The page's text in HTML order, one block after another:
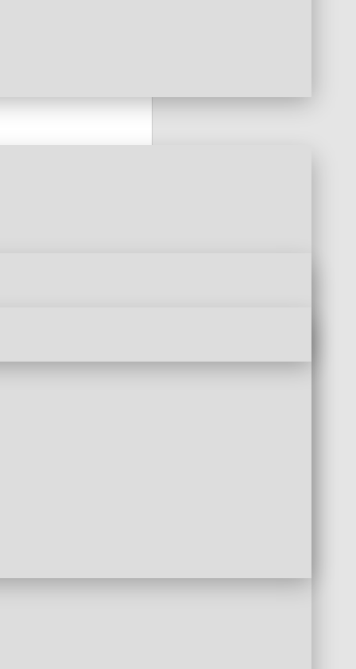
Kargo ile
takibi süreçlerini
formunu doldurmanız
iadeniz onaylandıktan